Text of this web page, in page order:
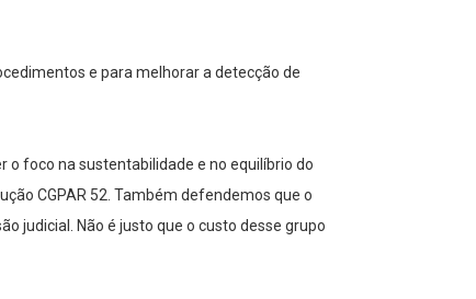
e para melhorar a detecção de
o foco na sustentabilidade e no equilíbrio do
CGPAR 52. Também defendemos que o
judicial. Não é justo que o custo desse grupo